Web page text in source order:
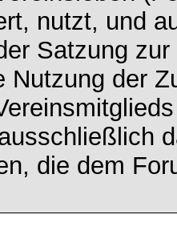
nutzt, und
Satzung
Nutzung der
die dem